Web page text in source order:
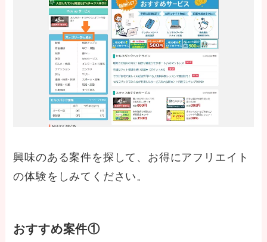
興味のある案件を探して、お得にアフリエイト
の体験をしみてください。
おすすめ案件①